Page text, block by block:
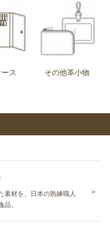
ス その他革小物
素材を、日本の熟練職人
。
＞